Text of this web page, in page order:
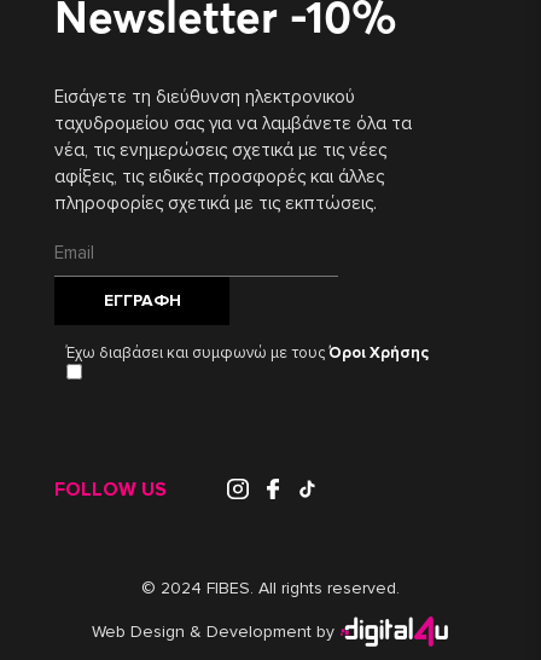
Newsletter -10%
Εισάγετε τη διεύθυνση ηλεκτρονικού
ταχυδρομείου σας για να λαμβάνετε όλα τα
νέα, τις ενημερώσεις σχετικά με τις νέες
αφίξεις, τις ειδικές προσφορές και άλλες
πληροφορίες σχετικά με τις εκπτώσεις.
ΕΓΓΡΑΦΉ
Έχω διαβάσει και συμφωνώ με τουςΌροι Χρήσης
FOLLOW US
© 2024 FIBES. All rights reserved.
Web Design & Development by